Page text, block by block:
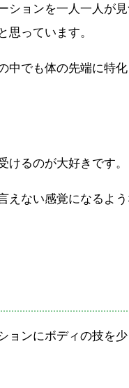
ションを一人一人が
思っています。
中でも体の先端に特
けるのが大好きです。
えない感覚になるよ
ョンにボディの技を